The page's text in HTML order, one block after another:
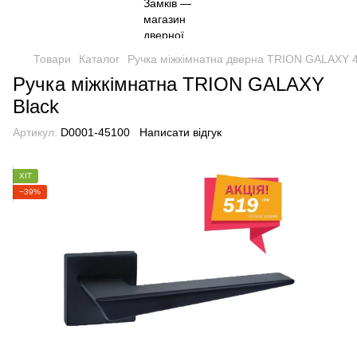
Товари Каталог Ручка міжкімнатна дверна TRION GALAXY
Ручка міжкімнатна TRION GALAXY
Black
Артикул: D0001-45100 Написати відгук
ХІТ
−39%